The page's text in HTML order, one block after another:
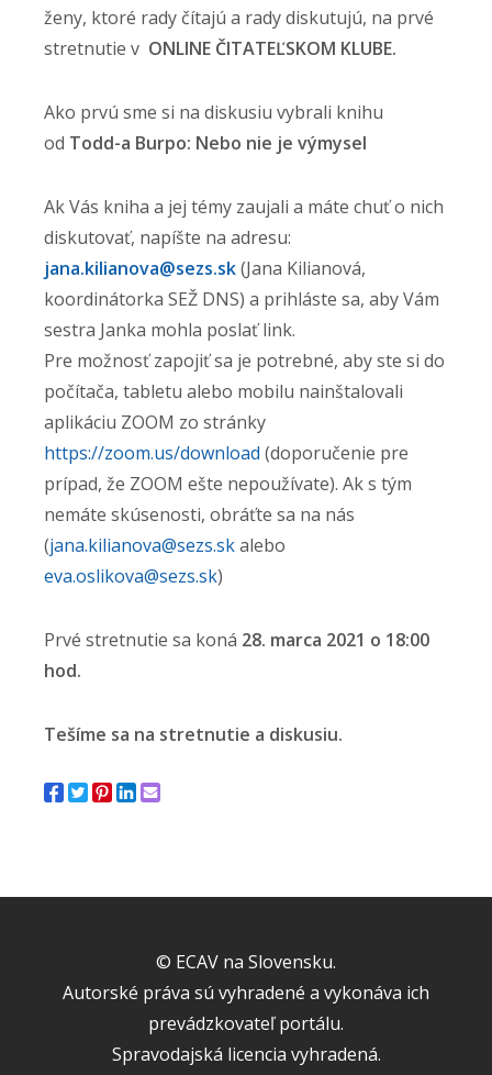
ženy, ktoré rady čítajú a rady diskutujú, na prvé
stretnutie v ONLINE ČITATEĽSKOM KLUBE.
Ako prvú sme si na diskusiu vybrali knihu
od Todd-a Burpo: Nebo nie je výmysel
Ak Vás kniha a jej témy zaujali a máte chuť o nich
diskutovať, napíšte na adresu:
jana.kilianova@sezs.sk(Jana Kilianová,
koordinátorka SEŽ DNS) a prihláste sa, aby Vám
sestra Janka mohla poslať link.
Pre možnosť zapojiť sa je potrebné, aby ste si do
počítača, tabletu alebo mobilu nainštalovali
aplikáciu ZOOM zo stránky
https://zoom.us/download (doporučenie pre
prípad, že ZOOM ešte nepoužívate). Ak s tým
nemáte skúsenosti, obráťte sa na nás
(jana.kilianova@sezs.skalebo
eva.oslikova@sezs.sk)
Prvé stretnutie sa koná 28. marca 2021 o 18:00
hod.
Tešíme sa na stretnutie a diskusiu.
© ECAV na Slovensku.
Autorské práva sú vyhradené a vykonáva ich
prevádzkovateľ portálu.
Spravodajská licencia vyhradená.